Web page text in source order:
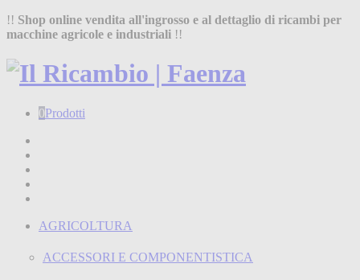
!! Shop online vendita all'ingrosso e al dettaglio di ricambi per
macchine agricole e industriali !!
0Prodotti
AGRICOLTURA
ACCESSORI E COMPONENTISTICA